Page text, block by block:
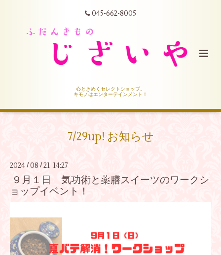
045-662-8005
心ときめくセレクトショップ。
キモノはエンターテインメント！
7/29up! お知らせ
2024 /08 / 21 14:27
９月１日 気功術と薬膳スイーツのワークシ
ョップイベント！